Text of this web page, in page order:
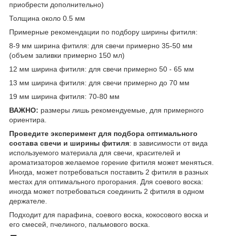
приобрести дополнительно)
Толщина около 0.5 мм
Примерные рекомендации по подбору ширины фитиля:
8-9 мм ширина фитиля: для свечи примерно 35-50 мм
(объем заливки примерно 150 мл)
12 мм ширина фитиля: для свечи примерно 50 - 65 мм
13 мм ширина фитиля: для свечи примерно до 70 мм
19 мм ширина фитиля: 70-80 мм
ВАЖНО: размеры лишь рекомендуемые, для примерного
ориентира.
Проведите эксперимент для подбора оптимального
состава свечи и ширины фитиля: в зависимости от вида
используемого материала для свечи, красителей и
ароматизаторов желаемое горение фитиля может меняться.
Иногда, может потребоваться поставить 2 фитиля в разных
местах для оптимального прогорания. Для соевого воска:
иногда может потребоваться соединить 2 фитиля в одном
держателе.
Подходит для парафина, соевого воска, кокосового воска и
его смесей, пчелиного, пальмового воска.